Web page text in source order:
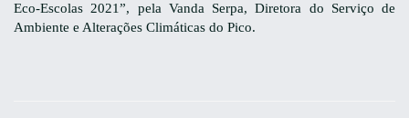
Eco-Escolas 2021”, pela Vanda Serpa, Diretora do Serviço de
Ambiente e Alterações Climáticas do Pico.